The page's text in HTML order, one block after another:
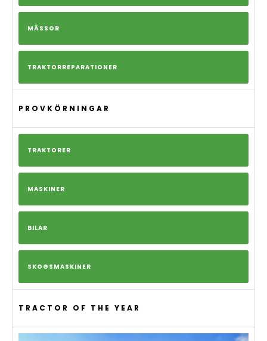
MÄSSOR
TRAKTORREPARATIONER
PROVKÖRNINGAR
TRAKTORER
MASKINER
BILAR
SKOGSMASKINER
TRACTOR OF THE YEAR